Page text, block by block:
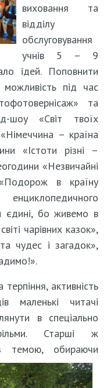
виховання та
відділу
обслуговування
учнів 5 – 9
ідей. Поповнити
під час
та
шоу «Світ твоїх
– країна
«Істоти різні –
«Незвичайні
«Подорож в країну
енциклопедичного
єдині, бо живемо в
чарівних казок»,
чудес і загадок»,
активність
маленькі читачі
в спеціально
Старші ж
темою, обираючи